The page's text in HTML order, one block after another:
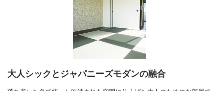
大人シックとジャパニーズモダンの融合